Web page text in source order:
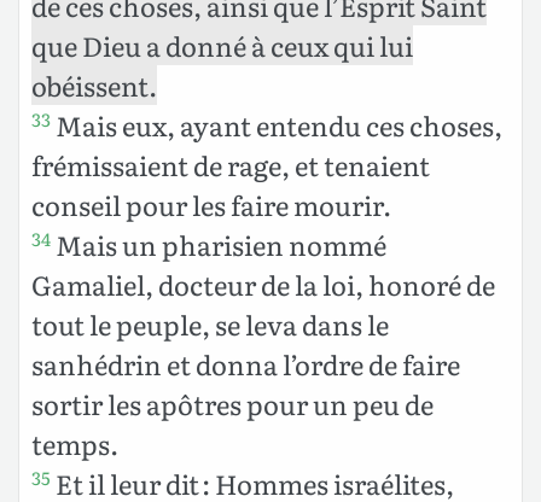
que Dieu a donné à ceux qui lui
obéissent.
33 Mais eux, ayant entendu ces choses,
frémissaient de rage, et tenaient
conseil pour les faire mourir.
34 Mais un pharisien nommé
Gamaliel, docteur de la loi, honoré de
tout le peuple, se leva dans le
sanhédrin et donna l’ordre de faire
sortir les apôtres pour un peu de
temps.
35 Et il leur dit : Hommes israélites,